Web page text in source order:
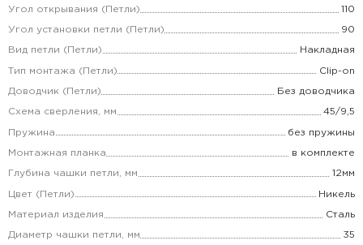
Угол открывания (Петли) 110
Угол установки петли (Петли) 90
Вид петли (Петли) Накладная
Тип монтажа (Петли) Clip-on
Доводчик (Петли) Без доводчика
Схема сверления, мм 45/9,5
Пружина без пружины
Монтажная планка в комплекте
Глубина чашки петли, мм 12мм
Цвет (Петли) Никель
Материал изделия Сталь
Диаметр чашки петли, мм 35